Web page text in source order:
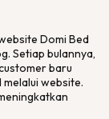
Domi Bed
Setiap bulannya,
baru
website.